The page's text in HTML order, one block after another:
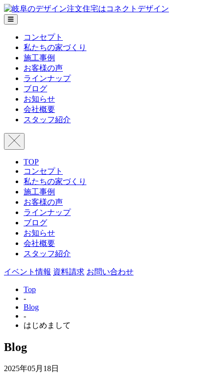
メ
ニ
コンセプト
私たちの家づくり
施工事例
お客様の声
ラインナップ
ブログ
お知らせ
会社概要
スタッフ紹介
TOP
コンセプト
私たちの家づくり
施工事例
お客様の声
ラインナップ
ブログ
お知らせ
会社概要
スタッフ紹介
イベント情報 資料請求 お問い合わせ
Top
-
Blog
-
はじめまして
Blog
2025年05月18日